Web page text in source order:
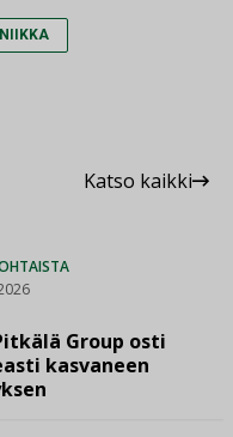
Katso kaikki
Group osti
kasvaneen